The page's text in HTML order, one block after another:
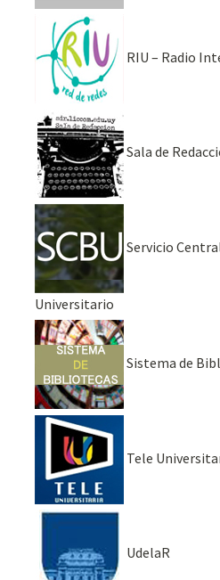
RIU – Radio
Sala de
Servicio
Universitario
Sistema de
Tele
UdelaR